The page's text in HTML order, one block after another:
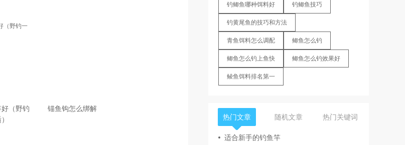
（野钓
锚鱼钩怎么绑解
钓鲫鱼哪种饵料好 钓鲫鱼技巧
钓黄尾鱼的技巧和方法
青鱼饵料怎么调配 鲫鱼怎么钓
鲫鱼怎么钓上鱼快 鲫鱼怎么钓效果好
鲮鱼饵料排名第一
热门文章 随机文章 热门关键词
适合新手的钓鱼竿